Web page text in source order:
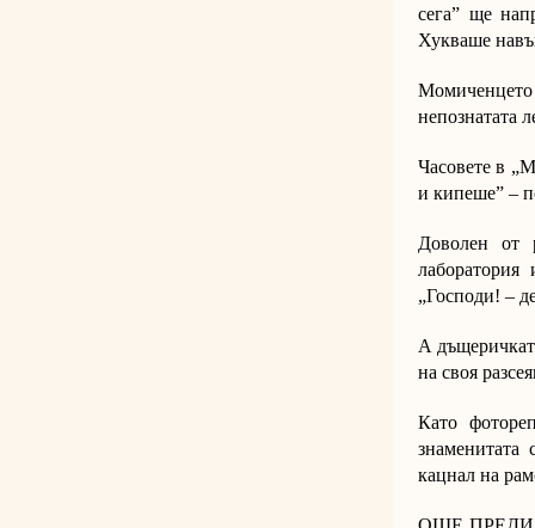
сега” ще
Хукваше
Момиченцето
непознатата
Часовете в
и кипеше” –
Доволен от
„Господи! –
А
на своя
Като
кацнал на